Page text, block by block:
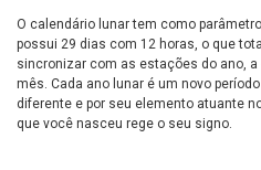
O calendário lunar tem como
possui 29 dias com 12 horas, o que
sincronizar com as estações do ano,
mês. Cada ano lunar é um novo
diferente e por seu elemento atuante
que você nasceu rege o seu signo.